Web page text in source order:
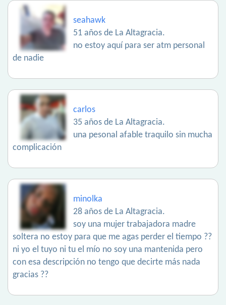
seahawk
51 años de La Altagracia.
no estoy aquí para ser atm personal
de nadie
carlos
35 años de La Altagracia.
una pesonal afable traquilo sin mucha
complicación
minolka
28 años de La Altagracia.
soy una mujer trabajadora madre
soltera no estoy para que me agas perder el tiempo ??
ni yo el tuyo ni tu el mío no soy una mantenida pero
con esa descripción no tengo que decirte más nada
gracias ??